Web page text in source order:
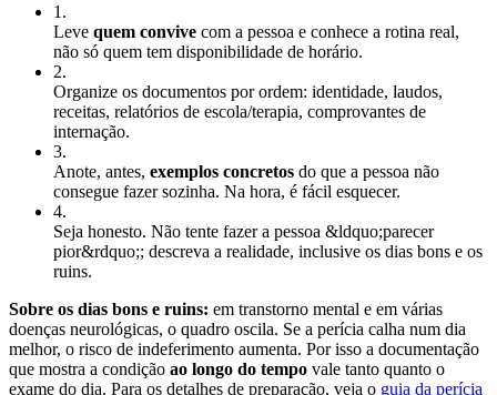
1 .
Leve quem convive com a pessoa e conhece a rotina real,
não só quem tem disponibilidade de horário.
2.
Organize os documentos por ordem: identidade, laudos,
receitas, relatórios de escola/terapia, comprovantes de
internação.
3.
Anote, antes, exemplos concretos do que a pessoa não
consegue fazer sozinha. Na hora, é fácil esquecer.
4.
Seja honesto. Não tente fazer a pessoa &ldquo;parecer
pior&rdquo;; descreva a realidade, inclusive os dias bons e os
ruins.
Sobre os dias bons e ruins: em transtorno mental e em várias
doenças neurológicas, o quadro oscila. Se a perícia calha num dia
melhor, o risco de indeferimento aumenta. Por isso a documentação
que mostra a condição ao longo do tempo vale tanto quanto o
exame do dia. Para os detalhes de preparação, veja o guia da perícia